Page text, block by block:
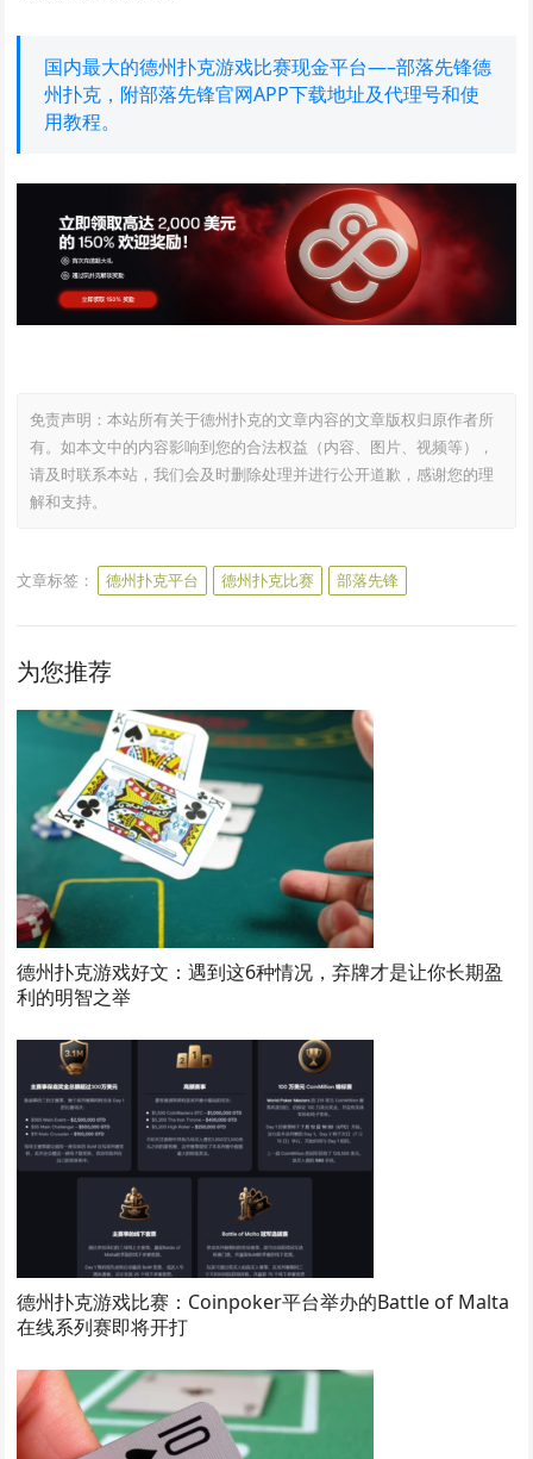
国内最大的德州扑克游戏比赛现金平台—–部落先锋德
州扑克，附部落先锋官网APP下载地址及代理号和使
用教程。
免责声明：本站所有关于德州扑克的文章内容的文章版权归原作者所
有。如本文中的内容影响到您的合法权益（内容、图片、视频等），
请及时联系本站，我们会及时删除处理并进行公开道歉，感谢您的理
解和支持。
文章标签： 德州扑克平台 德州扑克比赛 部落先锋
为您推荐
德州扑克游戏好文：遇到这6种情况，弃牌才是让你长期盈
利的明智之举
德州扑克游戏比赛：Coinpoker平台举办的Battle of Malta
在线系列赛即将开打